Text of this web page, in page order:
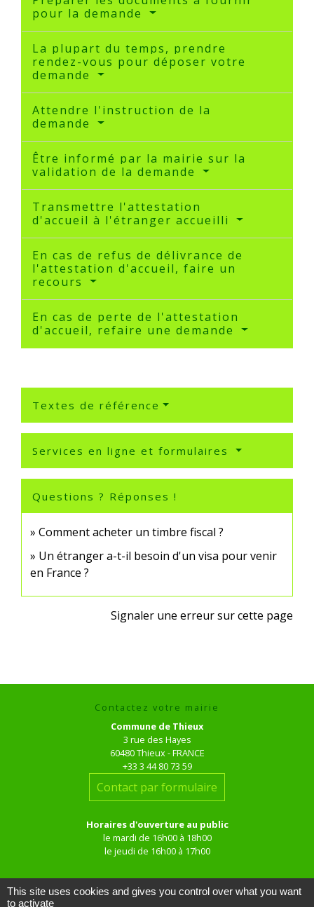
pour la demande
La plupart du temps, prendre
rendez-vous pour déposer votre
demande
Attendre l'instruction de la
demande
Être informé par la mairie sur la
validation de la demande
Transmettre l'attestation
d'accueil à l'étranger accueilli
En cas de refus de délivrance de
l'attestation d'accueil, faire un
recours
En cas de perte de l'attestation
d'accueil, refaire une demande
Textes de référence
Services en ligne et formulaires
Questions ? Réponses !
Comment acheter un timbre fiscal ?
Un étranger a-t-il besoin d'un visa pour venir
en France ?
Signaler une erreur sur cette page
Contactez votre mairie
Commune de Thieux
3 rue des Hayes
60480 Thieux - FRANCE
+33 3 44 80 73 59
Contact par formulaire
Horaires d'ouverture au public
le mardi de 16h00 à 18h00
le jeudi de 16h00 à 17h00
This site uses cookies and gives you control over what you want
to activate